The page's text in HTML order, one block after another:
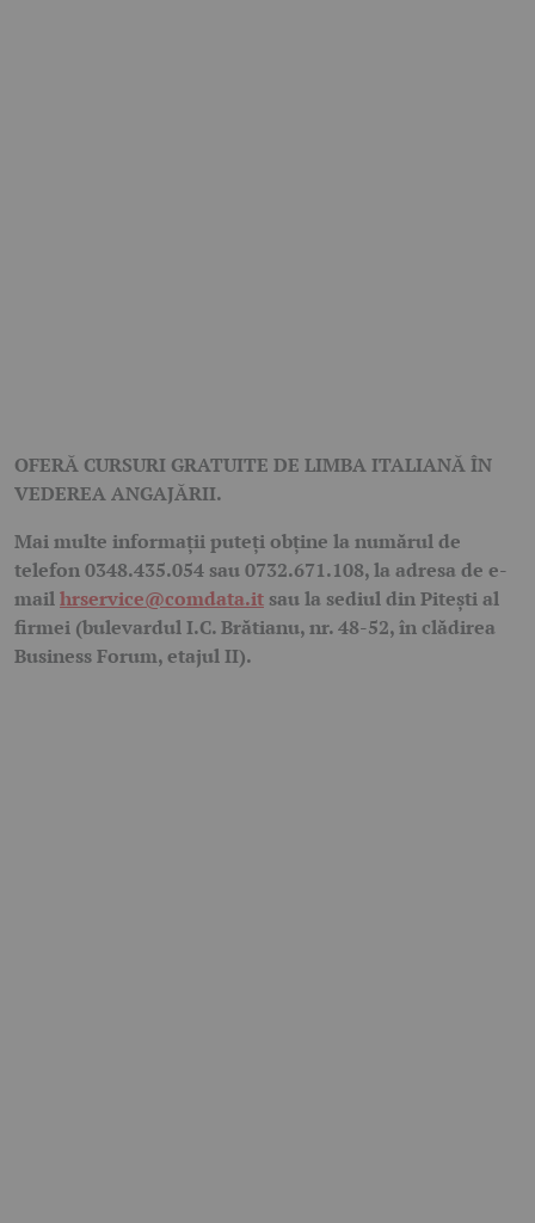
OFERĂ CURSURI GRATUITE DE LIMBA ITALIANĂ ÎN
VEDEREA ANGAJĂRII.
Mai multe informații puteţi obţine la numărul de
telefon 0348.435.054 sau 0732.671.108, la adresa de e-
mailhrservice@comdata.it sau la sediul din Pitești al
firmei (bulevardul I.C. Brătianu, nr. 48-52, în clădirea
Business Forum, etajul II).